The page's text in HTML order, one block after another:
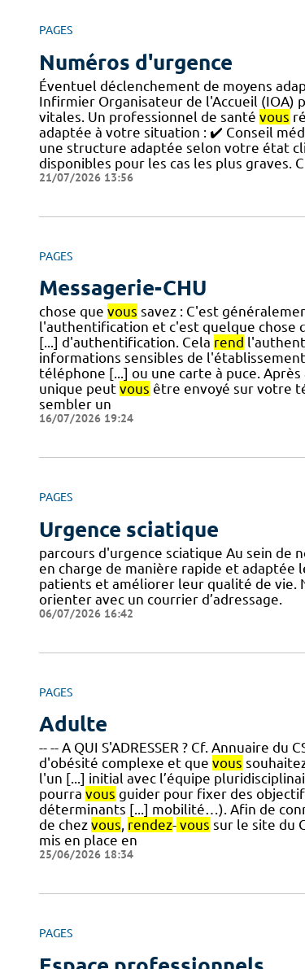
PAGES
Numéros d'urgence
Éventuel déclenchement de moyens
Infirmier Organisateur de l'Accueil (IOA)
vitales. Un professionnel de santé vous
adaptée à votre situation : ✔️ Conseil
une structure adaptée selon votre état
disponibles pour les cas les plus graves.
21/07/2026 13:56
PAGES
Messagerie-CHU
chose que vous savez : C'est
l'authentification et c'est quelque chose
[...] d'authentification. Cela rend
informations sensibles de
téléphone [...] ou une carte à puce.
unique peut vous être envoyé sur votre
sembler un
16/07/2026 19:24
PAGES
Urgence sciatique
parcours d'urgence sciatique Au sein de
en charge de manière rapide et adaptée
patients et améliorer leur qualité de vie.
orienter avec un courrier d’adressage.
06/07/2026 16:42
PAGES
Adulte
-- -- A QUI S'ADRESSER ? Cf. Annuaire du
d'obésité complexe et que vous
l'un [...] initial avec l’équipe
pourra vous guider pour fixer des
déterminants [...] mobilité…). Afin de
de chez vous, rendez- vous sur le site du
mis en place en
25/06/2026 18:34
PAGES